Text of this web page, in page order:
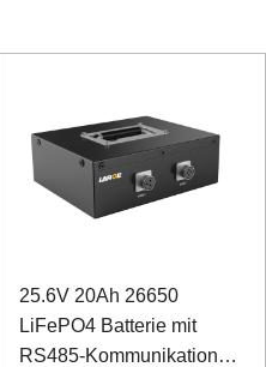
25.6V 20Ah 26650
LiFePO4 Batterie mit
RS485-Kommunikation